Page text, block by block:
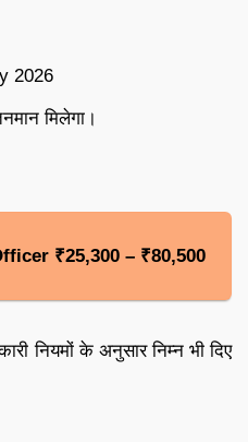
2026
मिलेगा।
₹25,300 – ₹80,500
नियमों के अनुसार निम्न भी दिए